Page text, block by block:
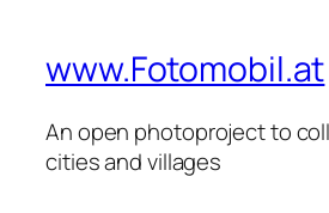
www.Fotomobil.at
An open photoproject to
cities and villages